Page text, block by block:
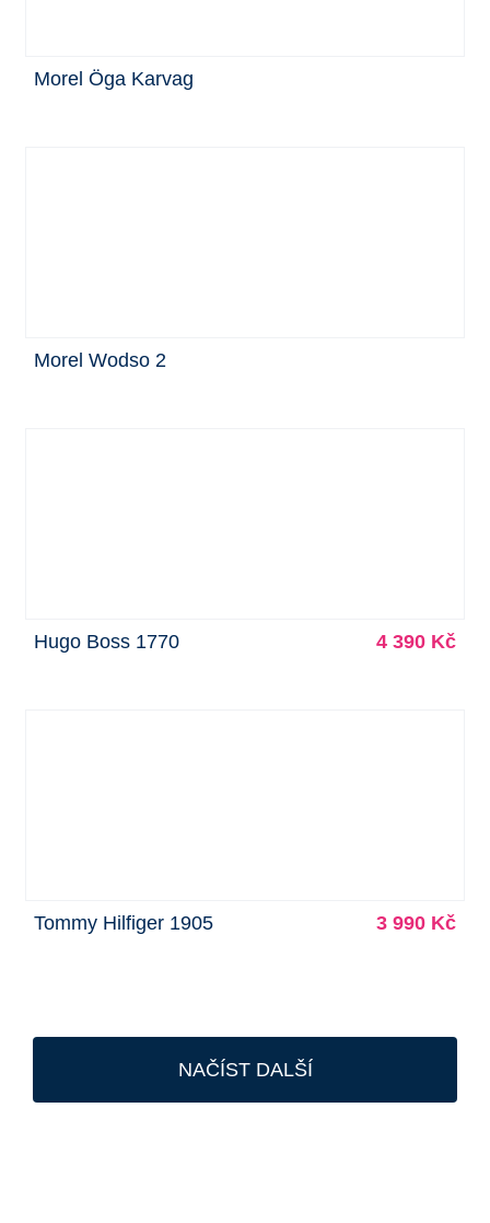
Morel Öga Karvag
Morel Wodso 2
Hugo Boss 1770 4 390 Kč
Tommy Hilfiger 1905 3 990 Kč
NAČÍST DALŠÍ